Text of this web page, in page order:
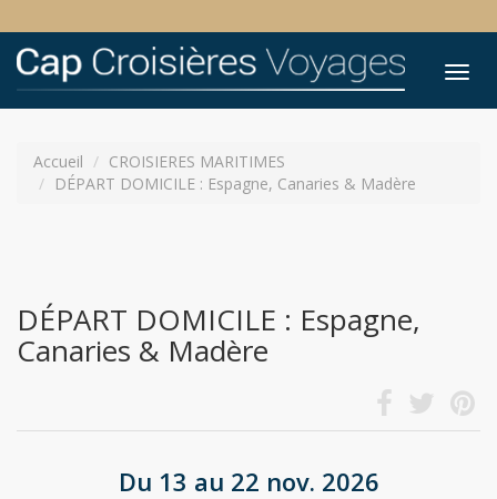
Accueil
CROISIERES MARITIMES
DÉPART DOMICILE : Espagne, Canaries & Madère
DÉPART DOMICILE : Espagne,
Canaries & Madère
Du 13 au 22 nov. 2026